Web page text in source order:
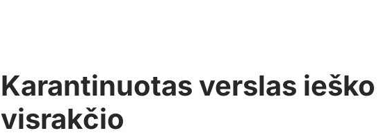
Karantinuotas verslas ieško
visrakčio